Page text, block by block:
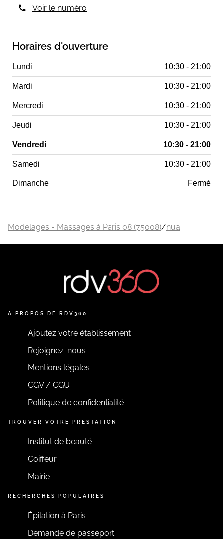
Voir le numéro
Horaires d'ouverture
Lundi 10:30 - 21:00
Mardi 10:30 - 21:00
Mercredi 10:30 - 21:00
Jeudi 10:30 - 21:00
Vendredi 10:30 - 21:00
Samedi 10:30 - 21:00
Dimanche Fermé
Modelages - Massages à Paris 08 (75008)/nua
A PROPOS DE RDV360
Ajoutez votre établissement
Rejoignez-nous
Mentions légales
CGV / CGU
Politique de confidentialité
TROUVER VOTRE PRESTATION
Institut de beauté
Coiffeur
Mairie
RECHERCHES POPULAIRES
Épilation à Paris
Demande de passeport